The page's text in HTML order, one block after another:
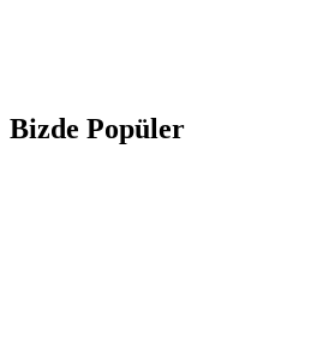
Bizde Popüler